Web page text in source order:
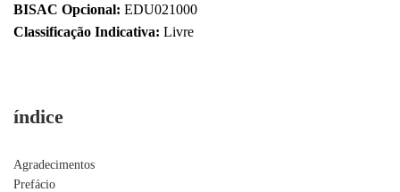
BISAC Opcional: EDU021000
Classificação Indicativa: Livre
índice
Agradecimentos
Prefácio